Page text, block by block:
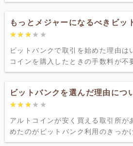
もっとメジャーになるべきビッ
★★★★★
★★★★★
ビットバンクで取引を始めた理由は
コインを購入したときの手数料が不
ビットバンクを選んだ理由につ
★★★★★
★★★★★
アルトコインが安く買える取引所が
めたのがビットバンク利用のきっか